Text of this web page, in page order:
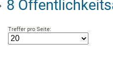
8
Treffer pro Seite: